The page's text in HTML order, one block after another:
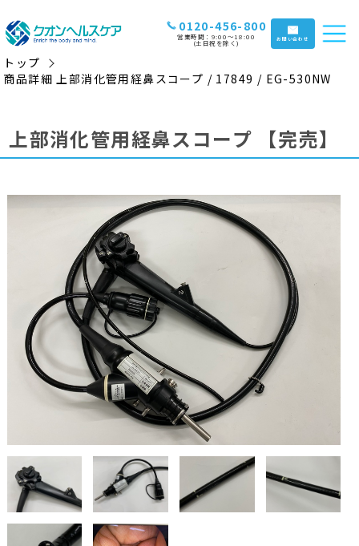
0120-456-800
営業時間：9:00〜18:00
(土日祝を除く) お問い合わせ
トップ
商品詳細 上部消化管用経鼻スコープ / 17849 / EG-530NW
上部消化管用経鼻スコープ 【完売】